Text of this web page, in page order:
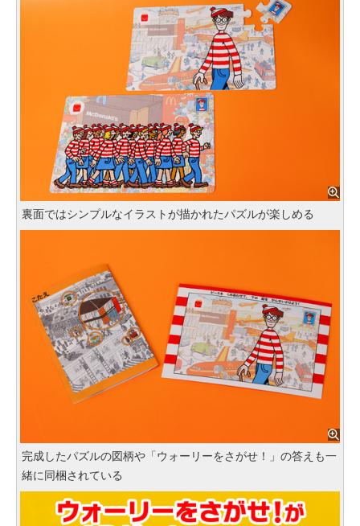
裏面ではシンプルなイラストが描かれたパズルが楽しめる
完成したパズルの図柄や「ウォーリーをさがせ！」の答えも一
緒に同梱されている